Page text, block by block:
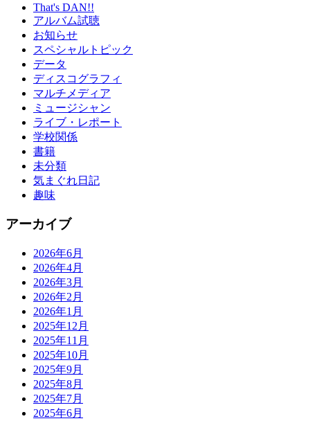
That's DAN!!
アルバム試聴
お知らせ
スペシャルトピック
データ
ディスコグラフィ
マルチメディア
ミュージシャン
ライブ・レポート
学校関係
書籍
未分類
気まぐれ日記
趣味
アーカイブ
2026年6月
2026年4月
2026年3月
2026年2月
2026年1月
2025年12月
2025年11月
2025年10月
2025年9月
2025年8月
2025年7月
2025年6月